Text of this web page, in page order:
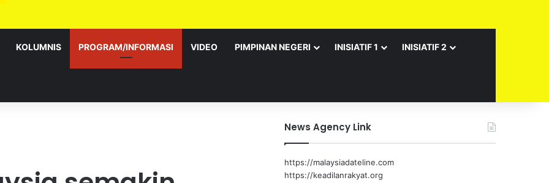
KOLUMNIS PROGRAM/INFORMASI VIDEO PIMPINAN NEGERI INISIATIF 1 INISIATIF 2
News Agency Link
https://malaysiadateline.com
https://keadilanrakyat.org